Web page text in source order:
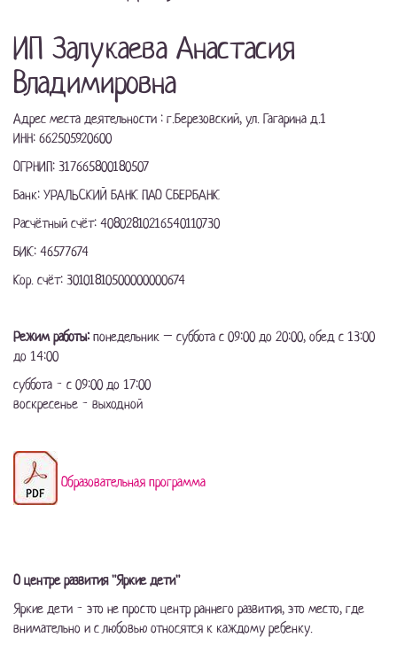
ИП Залукаева Анастасия
Владимировна
Адрес места деятельности : г.Березовский, ул. Гагарина д.1
ИНН: 662505920600
ОГРНИП: 317665800180507
Банк: УРАЛЬСКИЙ БАНК ПАО СБЕРБАНК
Расчётный счёт: 40802810216540110730
БИК: 46577674
Кор. счёт: 30101810500000000674
Режим работы: понедельник – суббота с 09:00 до 20:00, обед с 13:00
до 14:00
суббота - с 09:00 до 17:00
воскресенье - выходной
Образовательная программа
О центре развития "Яркие дети"
Яркие дети - это не просто центр раннего развития, это место, где
внимательно и с любовью относятся к каждому ребенку.